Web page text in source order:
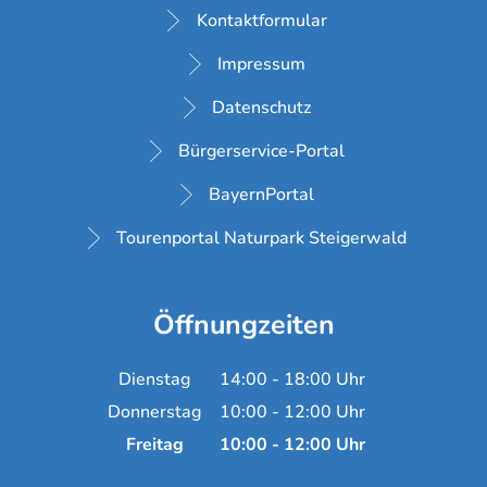
Kontaktformular
Impressum
Datenschutz
Bürgerservice-Portal
BayernPortal
Tourenportal Naturpark Steigerwald
Öffnungzeiten
Dienstag 14:00 - 18:00 Uhr
Von 14:00 bis 18:00 Uhr
Donnerstag 10:00 - 12:00 Uhr
Von 10:00 bis 12:00 Uhr
Freitag 10:00 - 12:00 Uhr